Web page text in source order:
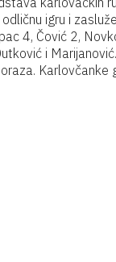
igru i
4, Čović 2,
i
Karlovčanke